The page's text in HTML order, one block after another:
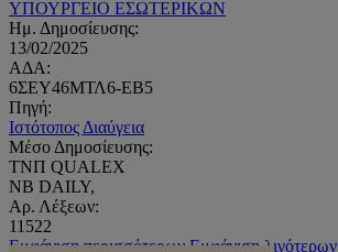
ΥΠΟΥΡΓΕΙΟ ΕΣΩΤΕΡΙΚΩΝ
Ημ. Δημοσίευσης:
13/02/2025
ΑΔΑ:
6ΣΕΥ46ΜΤΛ6-ΕΒ5
Πηγή:
Ιστότοπος Διαύγεια
Μέσο Δημοσίευσης:
ΤΝΠ QUALEX
NB DAILY,
Αρ. Λέξεων:
11522
Εμφάνιση περισσότερων Εμφάνιση λιγότερων